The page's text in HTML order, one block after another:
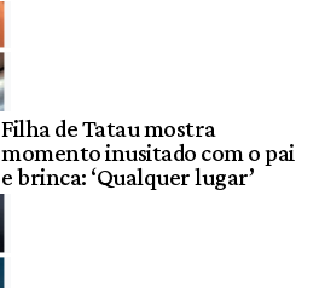
Filha de Tatau mostra
momento inusitado com o pai
e brinca: ‘Qualquer lugar’